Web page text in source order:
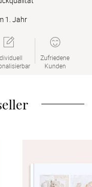
1. Jahr
Zufriedene
Kunden